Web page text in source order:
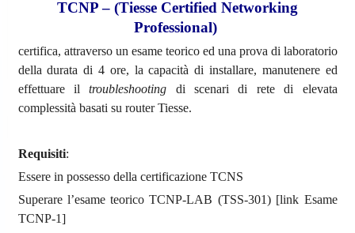
TCNP – (Tiesse Certified Networking
Professional)
certifica, attraverso un esame teorico ed una prova di laboratorio
della durata di 4 ore, la capacità di installare, manutenere ed
effettuare iltroubleshooting di scenari di rete di elevata
complessità basati su router Tiesse.
Requisiti:
Essere in possesso della certificazione TCNS
Superare l’esame teorico TCNP-LAB (TSS-301) [link Esame
TCNP-1]